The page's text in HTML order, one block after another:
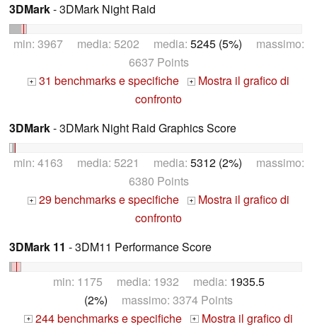
3DMark- 3DMark Night Raid
min: 3967 media: 5202 media: 5245 (5%) massimo:
6637 Points
+ 31 benchmarks e specifiche +
Mostra il grafico di
confronto
3DMark- 3DMark Night Raid Graphics Score
min: 4163 media: 5221 media: 5312 (2%) massimo:
6380 Points
+ 29 benchmarks e specifiche +
Mostra il grafico di
confronto
3DMark 11 - 3DM11 Performance Score
min: 1175 media: 1932 media: 1935.5
(2%) massimo: 3374 Points
+ 244 benchmarks e specifiche + Mostra il grafico di